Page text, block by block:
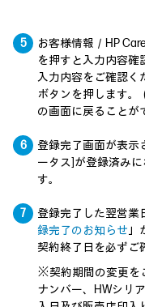
お客様情報／HP
を押すと入力内容確
入力内容をご確認く
ボタンを押します。
の画面に戻ることが
登録完了画面が表示
ータス]が登録済み
す。
登録完了した翌営業
録完了のお知らせ」
契約終了日を必ずご
※契約期間の変更を
ナンバー、HWシリ